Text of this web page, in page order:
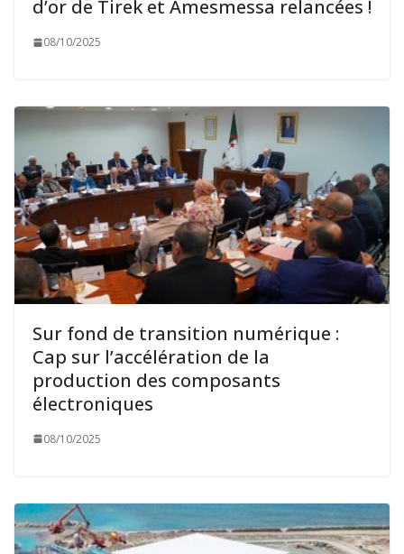
d’or de Tirek et Amesmessa relancées !
08/10/2025
Sur fond de transition numérique :
Cap sur l’accélération de la
production des composants
électroniques
08/10/2025